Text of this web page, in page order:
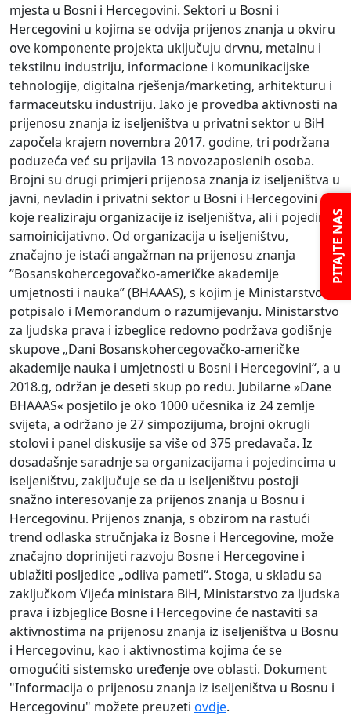
PITAJTE NAS
mjesta u Bosni i Hercegovini. Sektori u Bosni i
Hercegovini u kojima se odvija prijenos znanja u okviru
ove komponente projekta uključuju drvnu, metalnu i
tekstilnu industriju, informacione i komunikacijske
tehnologije, digitalna rješenja/marketing, arhitekturu i
farmaceutsku industriju. Iako je provedba aktivnosti na
prijenosu znanja iz iseljeništva u privatni sektor u BiH
započela krajem novembra 2017. godine, tri podržana
poduzeća već su prijavila 13 novozaposlenih osoba.
Brojni su drugi primjeri prijenosa znanja iz iseljeništva u
javni, nevladin i privatni sektor u Bosni i Hercegovini
koje realiziraju organizacije iz iseljeništva, ali i pojedinci
samoinicijativno. Od organizacija u iseljeništvu,
značajno je istaći angažman na prijenosu znanja
”Bosanskohercegovačko-američke akademije
umjetnosti i nauka” (BHAAAS), s kojim je Ministarstvo
potpisalo i Memorandum o razumijevanju. Ministarstvo
za ljudska prava i izbeglice redovno podržava godišnje
skupove „Dani Bosanskohercegovačko-američke
akademije nauka i umjetnosti u Bosni i Hercegovini“, a u
2018.g, održan je deseti skup po redu. Jubilarne »Dane
BHAAAS« posjetilo je oko 1000 učesnika iz 24 zemlje
svijeta, a održano je 27 simpozijuma, brojni okrugli
stolovi i panel diskusije sa više od 375 predavača. Iz
dosadašnje saradnje sa organizacijama i pojedincima u
iseljeništvu, zaključuje se da u iseljeništvu postoji
snažno interesovanje za prijenos znanja u Bosnu i
Hercegovinu. Prijenos znanja, s obzirom na rastući
trend odlaska stručnjaka iz Bosne i Hercegovine, može
značajno doprinijeti razvoju Bosne i Hercegovine i
ublažiti posljedice „odliva pameti“. Stoga, u skladu sa
zaključkom Vijeća ministara BiH, Ministarstvo za ljudska
prava i izbjeglice Bosne i Hercegovine će nastaviti sa
aktivnostima na prijenosu znanja iz iseljeništva u Bosnu
i Hercegovinu, kao i aktivnostima kojima će se
omogućiti sistemsko uređenje ove oblasti. Dokument
"Informacija o prijenosu znanja iz iseljeništva u Bosnu i
Hercegovinu" možete preuzeti ovdje.